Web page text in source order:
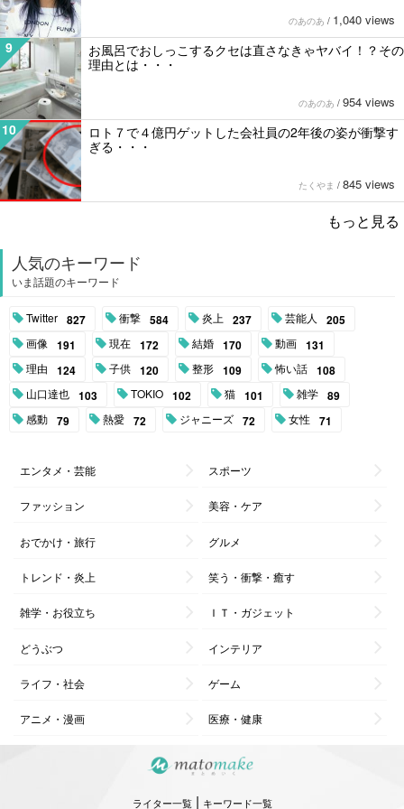
のあのあ / 1,040 views
9
お風呂でおしっこするクセは直さなきゃヤバイ！？その
理由とは・・・
のあのあ / 954 views
10
ロト７で４億円ゲットした会社員の2年後の姿が衝撃す
ぎる・・・
たくやま / 845 views
もっと見る
人気のキーワード
いま話題のキーワード
Twitter 827 衝撃 584 炎上 237 芸能人 205
画像 191 現在 172 結婚 170 動画 131
理由 124 子供 120 整形 109 怖い話 108
山口達也 103 TOKIO 102 猫 101 雑学 89
感動 79 熱愛 72 ジャニーズ 72 女性 71
エンタメ・芸能 スポーツ
ファッション 美容・ケア
おでかけ・旅行 グルメ
トレンド・炎上 笑う・衝撃・癒す
雑学・お役立ち ＩＴ・ガジェット
どうぶつ インテリア
ライフ・社会 ゲーム
アニメ・漫画 医療・健康
ライター一覧| キーワード一覧